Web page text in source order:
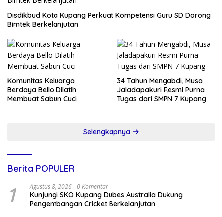
Disdikbud Kota Kupang Perkuat Kompetensi Guru SD Dorong
Bimtek Berkelanjutan
Komunitas Keluarga
Berdaya Bello Dilatih
Membuat Sabun Cuci
34 Tahun Mengabdi, Musa
Jaladapakuri Resmi Purna
Tugas dari SMPN 7 Kupang
Selengkapnya
Berita POPULER
1 Agustus 8, 2026 0 Komentar
Kunjungi SKO Kupang Dubes Australia Dukung
Pengembangan Cricket Berkelanjutan